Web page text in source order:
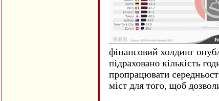
фінансовий холдинг
підраховано кількість
пропрацювати
міст для того, щоб